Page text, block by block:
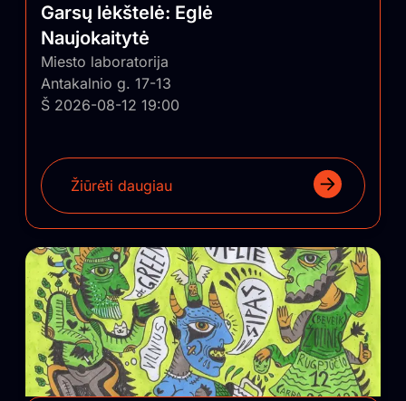
Garsų lėkštelė: Eglė
Naujokaitytė
Miesto laboratorija
Antakalnio g. 17-13
Š 2026-08-12 19:00
Žiūrėti daugiau